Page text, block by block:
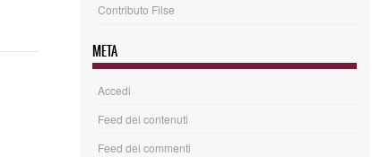
Contributo Filse
META
Accedi
Feed dei contenuti
Feed dei commenti